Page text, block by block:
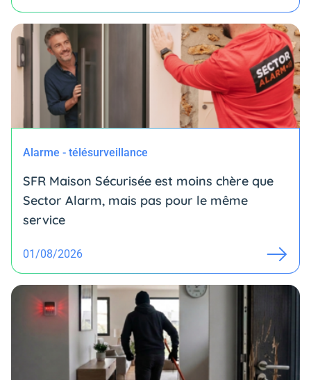
Alarme - télésurveillance
SFR Maison Sécurisée est moins chère que
Sector Alarm, mais pas pour le même
service
01/08/2026